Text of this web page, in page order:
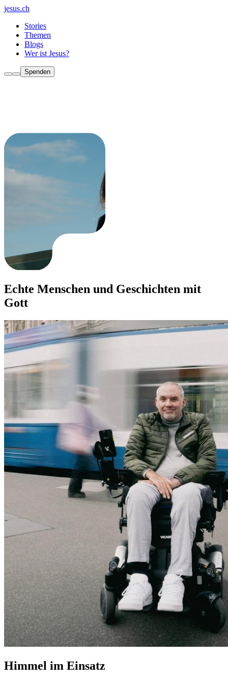
jesus.ch
Stories
Themen
Blogs
Wer ist Jesus?
Spenden
Echte Menschen und Geschichten mit
Gott
Himmel im Einsatz